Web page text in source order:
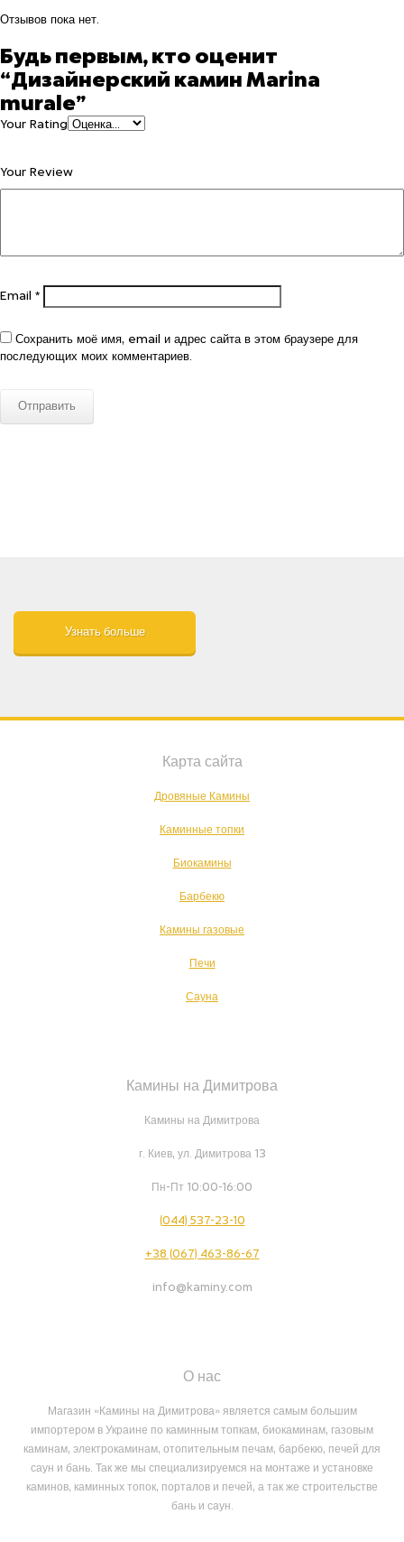
Отзывов пока нет.
Будь первым, кто оценит
“Дизайнерский камин Marina
murale”
Your Rating
Your Review
Email *
Сохранить моё имя, email и адрес сайта в этом браузере для
последующих моих комментариев.
Узнать больше
Карта сайта
Дровяные Камины
Каминные топки
Биокамины
Барбекю
Камины газовые
Печи
Сауна
Камины на Димитрова
Камины на Димитрова
г. Киев, ул. Димитрова 13
Пн-Пт 10:00-16:00
(044) 537-23-10
+38 (067) 463-86-67
info@kaminy.com
О нас
Магазин «Камины на Димитрова» является самым большим
импортером в Украине по каминным топкам, биокаминам, газовым
каминам, электрокаминам, отопительным печам, барбекю, печей для
саун и бань. Так же мы специализируемся на монтаже и установке
каминов, каминных топок, порталов и печей, а так же строительстве
бань и саун.